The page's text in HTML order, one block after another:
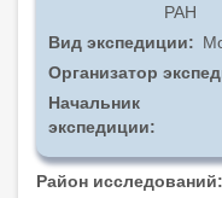
РАН
Вид экспедиции
Организатор
Начальник
экспедиции
Район исследований